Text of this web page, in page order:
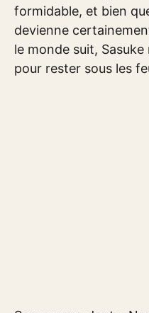
formidable, et bien
devienne
le monde suit,
pour rester sous les